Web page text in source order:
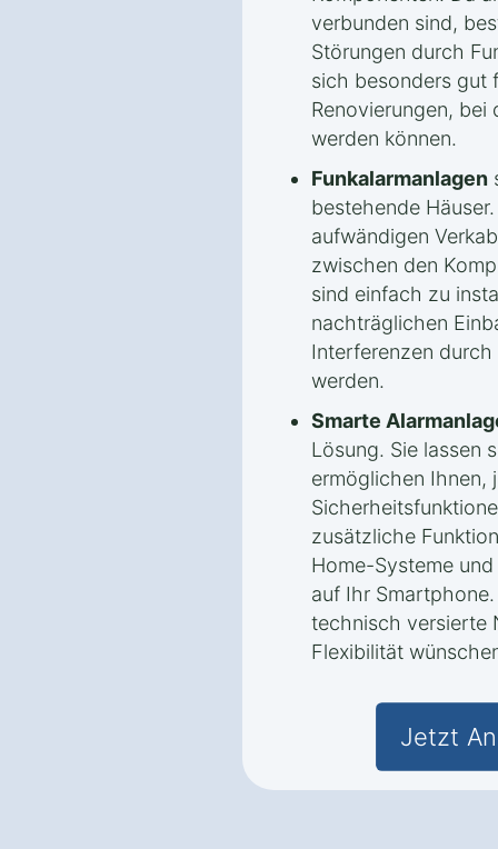
verbunden sind,
Störungen durch
sich besonders gut
Renovierungen,
werden können.
Funkalarmanlagen
bestehende
aufwändigen
zwischen den
sind einfach zu
nachträglichen
Interferenzen
werden.
Smarte
Lösung. Sie lassen
ermöglichen Ihnen,
zusätzliche
Home-Systeme
auf Ihr
technisch versierte
Flexibilität
Jetzt